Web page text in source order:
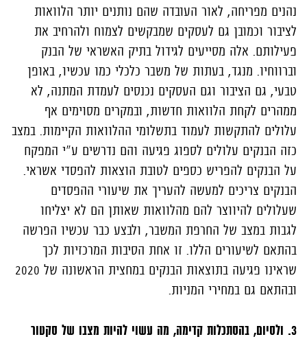
נהנים מפריחה, לאור העובדה שהם נותנים יותר הלוואות
לציבור וכמובן גם לעסקים שמבקשים לצמוח ולהרחיב את
פעילותם. אלה מסייעים לגידול בתיק האשראי של הבנק
וברווחיו. מנגד, בעתות של משבר כלכלי כמו עכשיו, באופן
טבעי, גם הציבור וגם העסקים נכנסים לעמדת המתנה, לא
ממהרים לקחת הלוואות חדשות, ובמקרים מסוימים אף
עלולים להתקשות לעמוד בתשלומי ההלוואות הקיימות. במצב
כזה הבנקים עלולים לספוג פגיעה והם נדרשים ע"י המפקח
על הבנקים להפריש כספים לטובת הוצאות להפסדי אשראי.
הבנקים צריכים למעשה להעריך את שיעורי ההפסדים
שעלולים להיווצר להם מהלוואות שאותן הם לא יצליחו
לגבות במצב של החרפת המשבר, ולבצע כבר עכשיו הפרשה
בהתאם לשיעורים הללו. זו אחת הסיבות המרכזיות לכך
שראינו פגיעה בתוצאות הבנקים במחצית הראשונה של 2020
ובהתאם גם במחירי המניות.
3. ולסיום, בהסתכלות קדימה, מה עשוי להיות מצבו של סקטור